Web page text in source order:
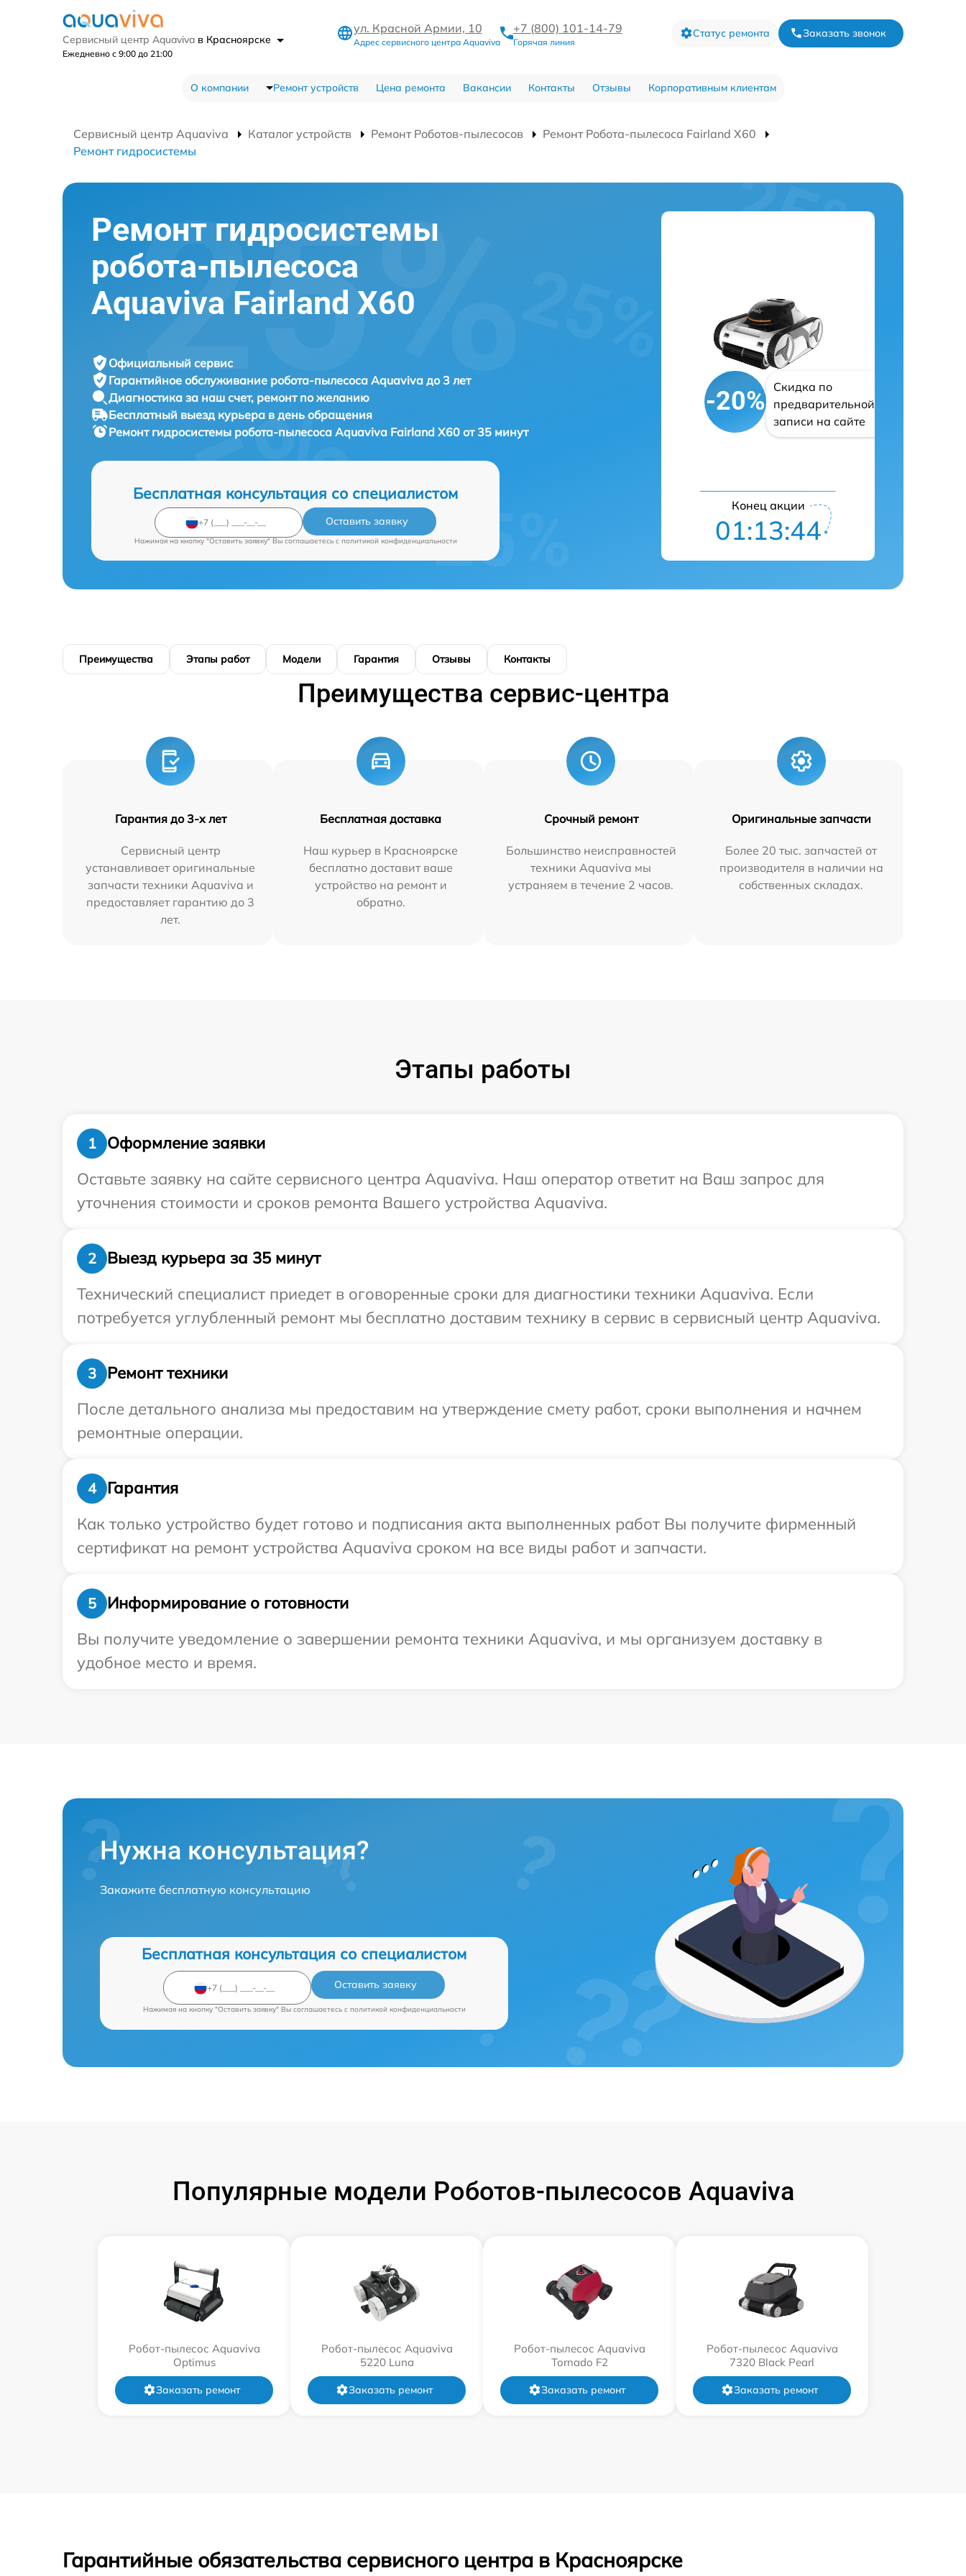
Сервисный центр Aquaviva в Красноярске
Ежедневно с 9:00 до 21:00
ул. Красной Армии, 10
Адрес сервисного центра Aquaviva
+7 (800) 101-14-79
Горячая линия
Статус ремонта Заказать звонок
О компании Ремонт устройств Цена ремонта Вакансии Контакты Отзывы Корпоративным клиентам
Сервисный центр Aquaviva Каталог устройств Ремонт Роботов-пылесосов
Ремонт Робота-пылесоса Fairland X60
Ремонт гидросистемы
Ремонт гидросистемы
робота-пылесоса
Aquaviva Fairland X60
Официальный сервис
Гарантийное обслуживание робота-пылесоса Aquaviva до 3 лет
Диагностика за наш счет, ремонт по желанию
Бесплатный выезд курьера в день обращения
Ремонт гидросистемы робота-пылесоса Aquaviva Fairland X60 от 35 минут
Бесплатная консультация со специалистом
Оставить заявку
Нажимая на кнопку "Оставить заявку" Вы соглашаетесь c политикой конфиденциальности
-20%
Скидка по
предварительной
записи на сайте
Конец акции
01:13:43
Преимущества Этапы работ Модели Гарантия Отзывы Контакты
Преимущества сервис-центра
Гарантия до 3-х лет
Сервисный центр
устанавливает оригинальные
запчасти техники Aquaviva и
предоставляет гарантию до 3
лет.
Бесплатная доставка
Наш курьер в Красноярске
бесплатно доставит ваше
устройство на ремонт и
обратно.
Срочный ремонт
Большинство неисправностей
техники Aquaviva мы
устраняем в течение 2 часов.
Оригинальные запчасти
Более 20 тыс. запчастей от
производителя в наличии на
собственных складах.
Этапы работы
1
Оформление заявки
Оставьте заявку на сайте сервисного центра Aquaviva. Наш оператор ответит на Ваш запрос для
уточнения стоимости и сроков ремонта Вашего устройства Aquaviva.
2
Выезд курьера за 35 минут
Технический специалист приедет в оговоренные сроки для диагностики техники Aquaviva. Если
потребуется углубленный ремонт мы бесплатно доставим технику в сервис в сервисный центр Aquaviva.
3
Ремонт техники
После детального анализа мы предоставим на утверждение смету работ, сроки выполнения и начнем
ремонтные операции.
4
Гарантия
Как только устройство будет готово и подписания акта выполненных работ Вы получите фирменный
сертификат на ремонт устройства Aquaviva сроком на все виды работ и запчасти.
5
Информирование о готовности
Вы получите уведомление о завершении ремонта техники Aquaviva, и мы организуем доставку в
удобное место и время.
Нужна консультация?
Закажите бесплатную консультацию
Бесплатная консультация со специалистом
Оставить заявку
Нажимая на кнопку "Оставить заявку" Вы соглашаетесь c политикой конфиденциальности
Популярные модели Роботов-пылесосов Aquaviva
Робот-пылесос Aquaviva
Optimus
Заказать ремонт
Робот-пылесос Aquaviva
5220 Luna
Заказать ремонт
Робот-пылесос Aquaviva
Tornado F2
Заказать ремонт
Робот-пылесос Aquaviva
7320 Black Pearl
Заказать ремонт
Гарантийные обязательства сервисного центра в Красноярске